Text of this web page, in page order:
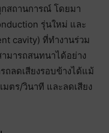
สถานการณ์ โดยมา
รุ่นใหม่ และ
cavity) ที่ทำงานร่วม
มารถสนทนาได้อย่าง
ลดเสียงรอบข้างได้แม้
มตร/วินาที และลดเสียง